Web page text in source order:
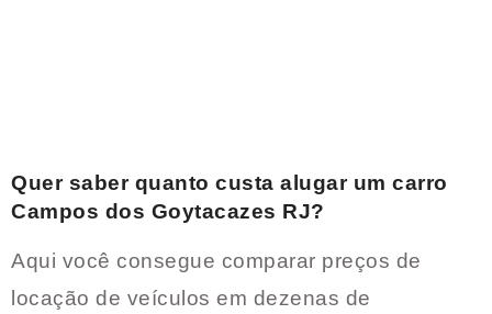
Quer saber quanto custa alugar um carro
Campos dos Goytacazes RJ?
Aqui você consegue comparar preços de
locação de veículos em dezenas de